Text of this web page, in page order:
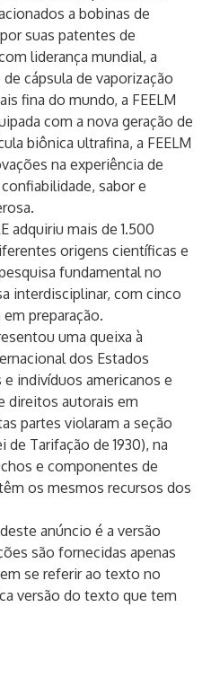
a bobinas de
suas patentes de
liderança mundial, a
cápsula de vaporização
fina do mundo, a FEELM
com a nova geração de
biônica ultrafina, a FEELM
na experiência de
sabor e
adquiriu mais de 1.500
origens científicas e
fundamental no
interdisciplinar, com cinco
preparação.
uma queixa à
dos Estados
indivíduos americanos e
direitos autorais em
partes violaram a seção
de Tarifação de 1930), na
e componentes de
os mesmos recursos dos
anúncio é a versão
são fornecidas apenas
se referir ao texto no
versão do texto que tem